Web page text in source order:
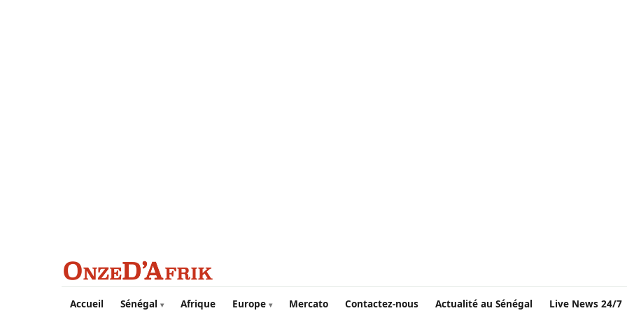
Aller au contenu principal
Accueil Sénégal Afrique Europe Mercato Contactez-nous Actualité au Sénégal Live News 24/7